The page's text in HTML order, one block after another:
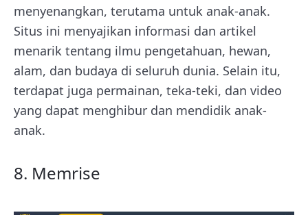
menyenangkan, terutama untuk anak-anak.
Situs ini menyajikan informasi dan artikel
menarik tentang ilmu pengetahuan, hewan,
alam, dan budaya di seluruh dunia. Selain itu,
terdapat juga permainan, teka-teki, dan video
yang dapat menghibur dan mendidik anak-
anak.
8. Memrise